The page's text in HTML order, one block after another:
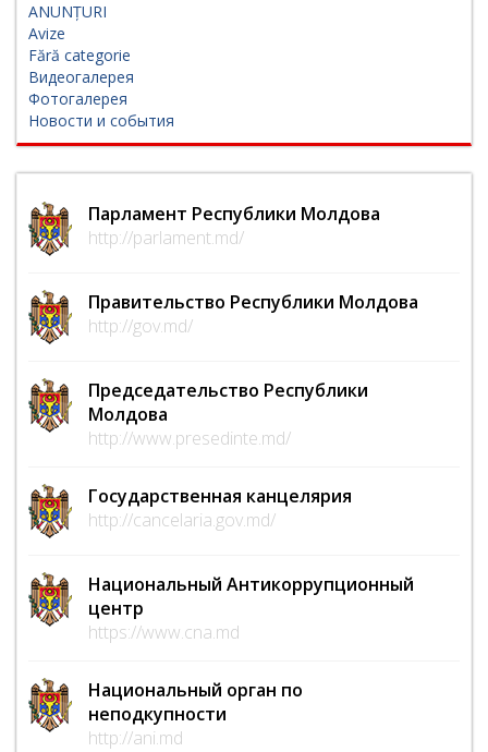
ANUNȚURI
Avize
Fără categorie
Видеогалерея
Фотогалерея
Новости и события
Парламент Республики Молдова
http://parlament.md/
Правительство Республики Молдова
http://gov.md/
Председательство Республики
Молдова
http://www.presedinte.md/
Государственная канцелярия
http://cancelaria.gov.md/
Национальный Антикоррупционный
центр
https://www.cna.md
Национальный орган по
неподкупности
http://ani.md